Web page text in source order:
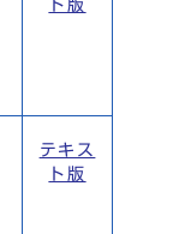
ト版
テキス
ト版